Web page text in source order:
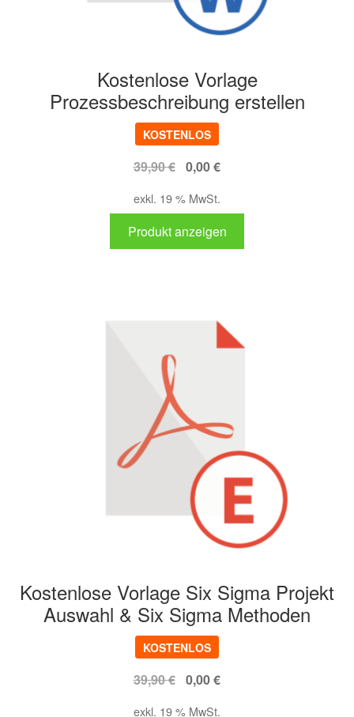
Kostenlose Vorlage
Prozessbeschreibung erstellen
KOSTENLOS
39,90€ Ursprünglicher
war:
39,90 €
0,00€Aktueller
0,00 €.
exkl. 19 % MwSt.
Produkt anzeigen
Kostenlose Vorlage Six Sigma Projekt
Auswahl & Six Sigma Methoden
KOSTENLOS
39,90€ Ursprünglicher
0,00€Aktueller
exkl. 19 % MwSt.